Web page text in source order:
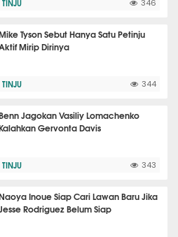
TINJU 346
Tyson Sebut Hanya Satu Petinju
Mirip Dirinya
TINJU 344
Jagokan Vasiliy Lomachenko
Gervonta Davis
TINJU 343
Inoue Siap Cari Lawan Baru Jika
Rodriguez Belum Siap